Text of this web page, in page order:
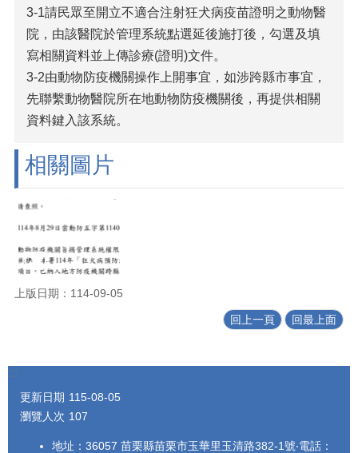
3-1請民眾至開立不適合注射狂犬病疫苗證明之動物醫
院，由該醫院於管理系統點選延後施打後，勾選及填
寫相關資料並上傳診療(證明)文件。
3-2由動物防疫機關操作上開事宜，如涉跨縣市事宜，
先聯繫動物醫院所在地動物防疫機關後，再提供相關
資料鍵入該系統。
相關圖片
上版日期：114-09-05
回上一頁 回最上面
:::
更新日期 115-08-05
瀏覽人次 107
地址：36057 苗栗縣苗栗市玉華里玉清路382-1號‧電話：